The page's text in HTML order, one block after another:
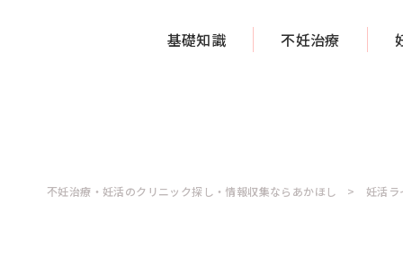
基礎知識 不妊治療
不妊治療・妊活のクリニック探し・情報収集ならあかほし 妊活ラ